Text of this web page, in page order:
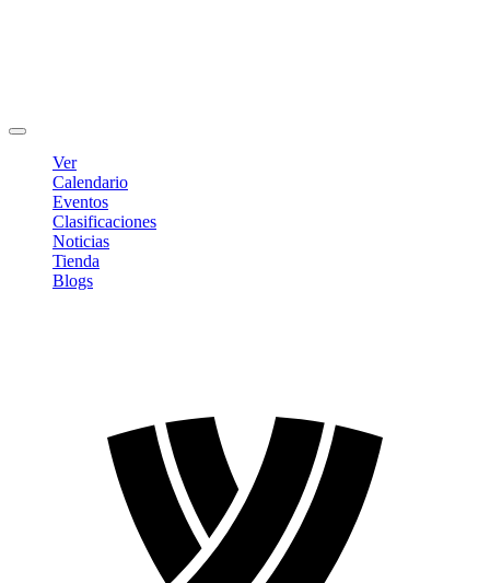
Ver
Calendario
Eventos
Clasificaciones
Noticias
Tienda
Blogs